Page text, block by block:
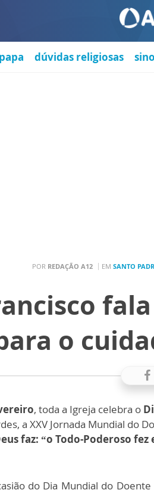
papa dúvidas religiosas
POR REDAÇÃO A12 EM SANTO
o
, toda a Igreja celebra o
a XXV Jornada Mundial do
faz: “o Todo-Poderoso
do Dia Mundial do